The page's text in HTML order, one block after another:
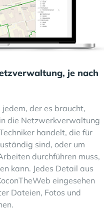
je nach
jedem, der es braucht,
die Netzwerkverwaltung
handelt, die für
sind, oder um
durchführen muss,
kann. Jedes Detail aus
eingesehen
Dateien, Fotos und